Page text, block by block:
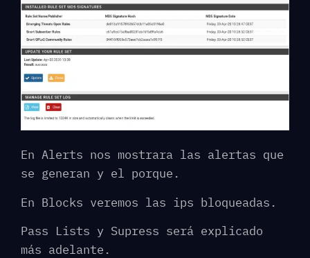
En Alerts nos mostrara las alertas que
se generan y el porque.
En Blocks veremos las ips bloqueadas.
Pass Lists y Supress será explicado
más adelante.